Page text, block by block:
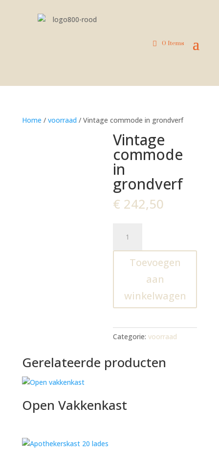
0 Items
Home / voorraad / Vintage commode in grondverf
Vintage
commode
in
grondverf
€ 242,50
commode
in
grondverfToevoegen
aan
winkelwagen
Categorie:voorraad
Gerelateerde producten
Open Vakkenkast